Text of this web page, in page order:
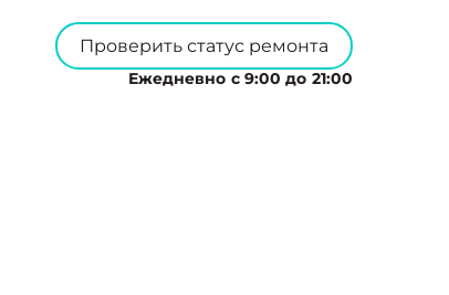
Проверить статус ремонта
Ежедневно с 9:00 до 21:00